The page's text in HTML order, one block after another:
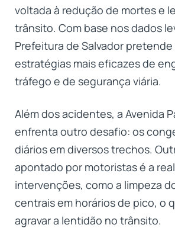
voltada à redução de mortes e
trânsito. Com base nos dados
Prefeitura de Salvador
estratégias mais eficazes de
tráfego e de segurança viária.
Além dos acidentes, a Avenida
enfrenta outro desafio: os
diários em diversos trechos.
apontado por motoristas é a
intervenções, como a limpeza
centrais em horários de pico, o
agravar a lentidão no trânsito.